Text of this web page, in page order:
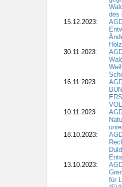
des
15.12.2023:
30.11.2023:
16.11.2023:
10.11.2023:
18.10.2023:
13.10.2023:
für